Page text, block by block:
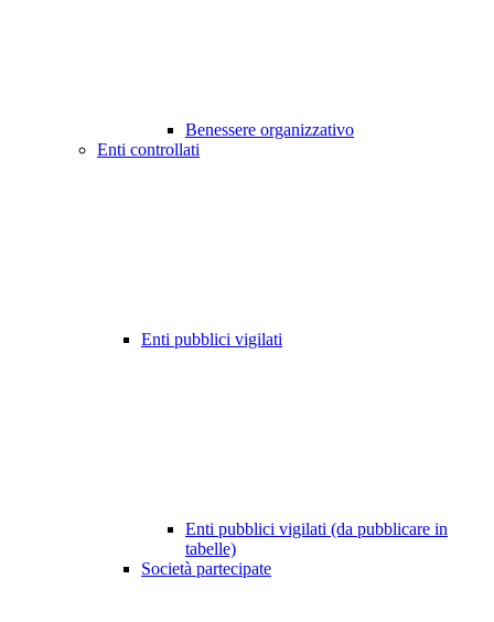
Benessere organizzativo
Enti controllati
Enti pubblici vigilati
Enti pubblici vigilati (da pubblicare in
tabelle)
Società partecipate